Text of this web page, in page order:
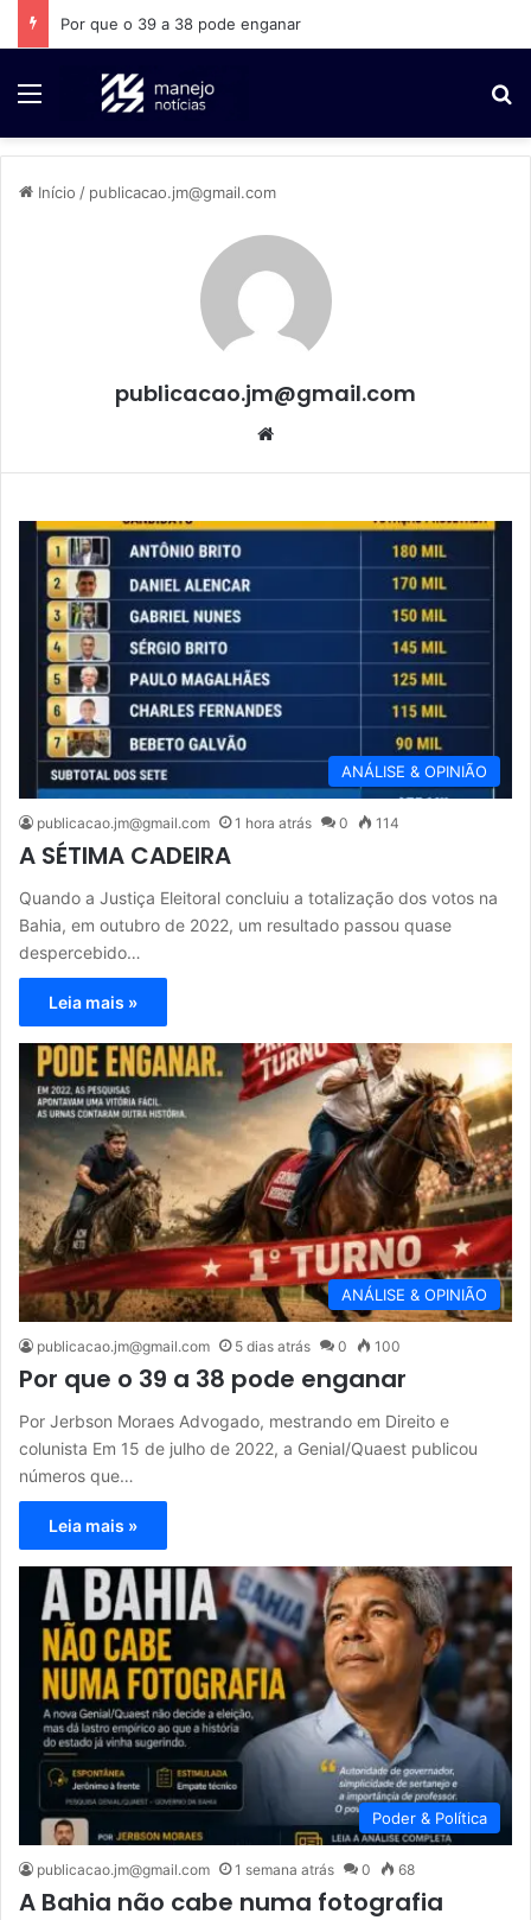
A Bahia não cabe numa fotografia
Início / publicacao.jm@gmail.com
publicacao.jm@gmail.com
ANÁLISE & OPINIÃO
publicacao.jm@gmail.com 1 hora atrás 0 114
A SÉTIMA CADEIRA
Quando a Justiça Eleitoral concluiu a totalização dos votos na
Bahia, em outubro de 2022, um resultado passou quase
despercebido…
Leia mais »
ANÁLISE & OPINIÃO
publicacao.jm@gmail.com 5 dias atrás 0 100
Por que o 39 a 38 pode enganar
Por Jerbson Moraes Advogado, mestrando em Direito e
colunista Em 15 de julho de 2022, a Genial/Quaest publicou
números que…
Leia mais »
Poder & Política
publicacao.jm@gmail.com 1 semana atrás 0 68
A Bahia não cabe numa fotografia